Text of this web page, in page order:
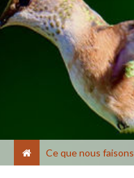
Ce que nous faisons